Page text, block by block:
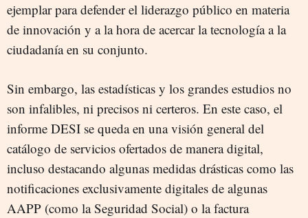
ejemplar para defender el liderazgo público en materia
de innovación y a la hora de acercar la tecnología a la
ciudadanía en su conjunto.
Sin embargo, las estadísticas y los grandes estudios no
son infalibles, ni precisos ni certeros. En este caso, el
informe DESI se queda en una visión general del
catálogo de servicios ofertados de manera digital,
incluso destacando algunas medidas drásticas como las
notificaciones exclusivamente digitales de algunas
AAPP (como la Seguridad Social) o la factura